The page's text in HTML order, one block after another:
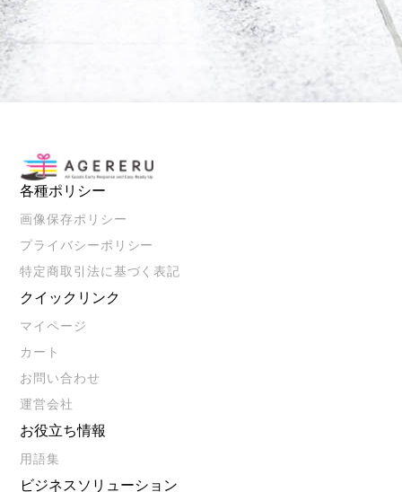
各種ポリシー
画像保存ポリシー
プライバシーポリシー
特定商取引法に基づく表記
クイックリンク
マイページ
カート
お問い合わせ
運営会社
お役立ち情報
用語集
ビジネスソリューション